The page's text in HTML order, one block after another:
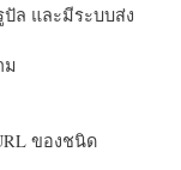
ปัล และมีระบบส่ง
ม
ของชนิด